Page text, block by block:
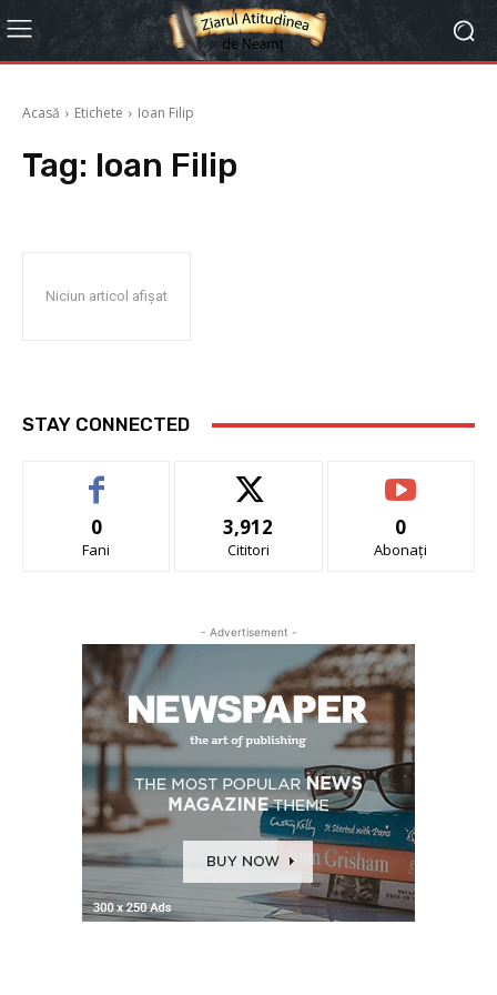
Acasă Etichete Ioan Filip
Tag: Ioan Filip
Niciun articol afișat
STAY CONNECTED
0
Fani
3,912
Cititori
0
Abonați
- Advertisement -